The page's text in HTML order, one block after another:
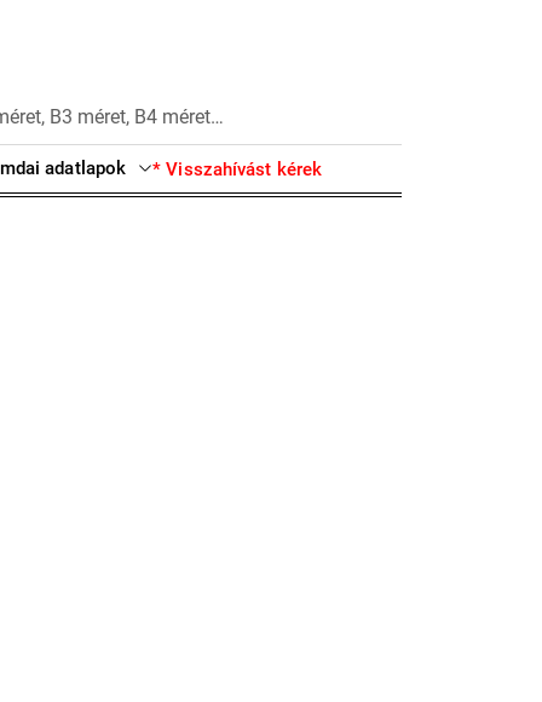
B3 méret, B4 méret…
adatlapok * Visszahívást kérek